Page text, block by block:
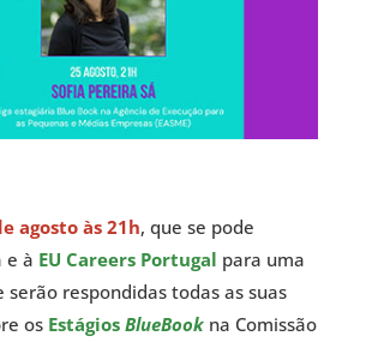
agostoàs 21h, que se pode
e à EU Careers Portugal para uma
respondidas todas as suas
os Estágios BlueBookna Comissão